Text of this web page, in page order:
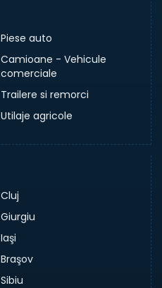
Piese auto
Camioane - Vehicule
comerciale
Trailere si remorci
Utilaje agricole
Cluj
Giurgiu
Iaşi
Braşov
Sibiu